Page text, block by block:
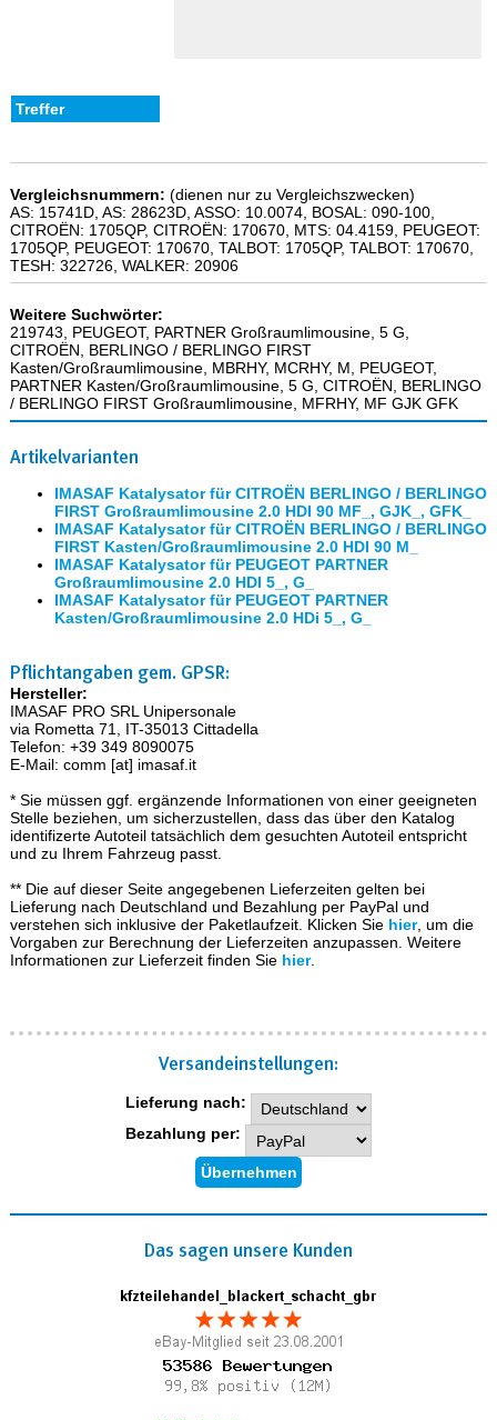
Vergleichsnummern: (dienen nur zu Vergleichszwecken)
AS: 15741D, AS: 28623D, ASSO: 10.0074, BOSAL: 090-100,
CITROËN: 1705QP, CITROËN: 170670, MTS: 04.4159, PEUGEOT:
1705QP, PEUGEOT: 170670, TALBOT: 1705QP, TALBOT: 170670,
TESH: 322726, WALKER: 20906
Weitere Suchwörter:
219743, PEUGEOT, PARTNER Großraumlimousine, 5 G,
CITROËN, BERLINGO / BERLINGO FIRST
Kasten/Großraumlimousine, MBRHY, MCRHY, M, PEUGEOT,
PARTNER Kasten/Großraumlimousine, 5 G, CITROËN, BERLINGO
/ BERLINGO FIRST Großraumlimousine, MFRHY, MF GJK GFK
Artikelvarianten
IMASAF Katalysator für CITROËN BERLINGO / BERLINGO
FIRST Großraumlimousine 2.0 HDI 90 MF_, GJK_, GFK_
IMASAF Katalysator für CITROËN BERLINGO / BERLINGO
FIRST Kasten/Großraumlimousine 2.0 HDI 90 M_
IMASAF Katalysator für PEUGEOT PARTNER
Großraumlimousine 2.0 HDI 5_, G_
IMASAF Katalysator für PEUGEOT PARTNER
Kasten/Großraumlimousine 2.0 HDi 5_, G_
Pflichtangaben gem. GPSR:
Hersteller:
IMASAF PRO SRL Unipersonale
via Rometta 71, IT-35013 Cittadella
Telefon: +39 349 8090075
E-Mail: comm [at] imasaf.it
* Sie müssen ggf. ergänzende Informationen von einer geeigneten
Stelle beziehen, um sicherzustellen, dass das über den Katalog
identifizerte Autoteil tatsächlich dem gesuchten Autoteil entspricht
und zu Ihrem Fahrzeug passt.
** Die auf dieser Seite angegebenen Lieferzeiten gelten bei
Lieferung nach Deutschland und Bezahlung per PayPal und
verstehen sich inklusive der Paketlaufzeit. Klicken Sie hier, um die
Vorgaben zur Berechnung der Lieferzeiten anzupassen. Weitere
Informationen zur Lieferzeit finden Sie hier.
Versand­einstellungen:
Lieferung nach:
Bezahlung per:
Das sagen unsere Kunden